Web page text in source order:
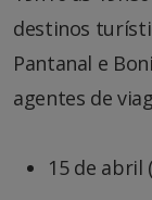
destinos
Pantanal e
agentes de
15 de abril